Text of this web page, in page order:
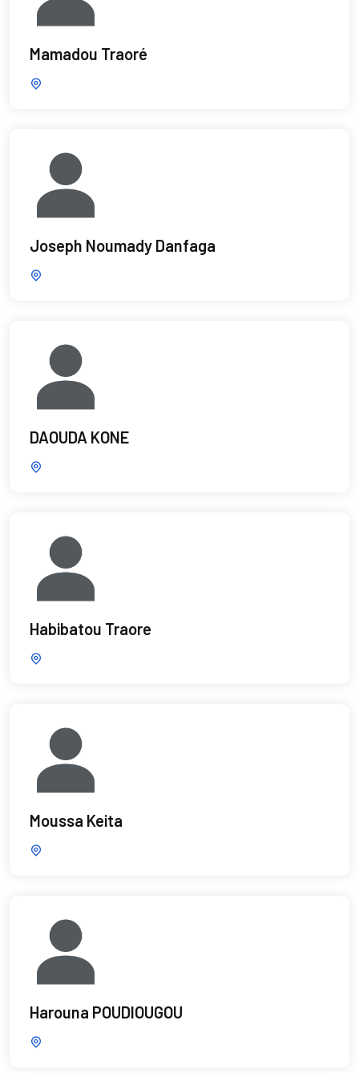
Mamadou Traoré
Joseph Noumady Danfaga
DAOUDA KONE
Habibatou Traore
Moussa Keita
Harouna POUDIOUGOU